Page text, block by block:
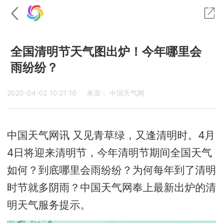
全国清明节天气图出炉！今年哪里会
雨纷纷？
2020-04-02 10:21:16 来源： 中国天气网
中国天气网讯 又见青草绿，又逢清明时。4月
4日将迎来清明节，今年清明节期间全国天气
如何？到底哪里会雨纷纷？为何每年到了清明
时节就多阴雨？中国天气网奉上最新出炉的清
明天气服务提示。